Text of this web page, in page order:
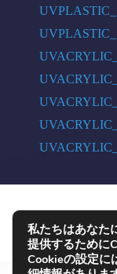
COPYRIGHT © 2004 -
私たちはあなた
提供するために
Cookieの設定に